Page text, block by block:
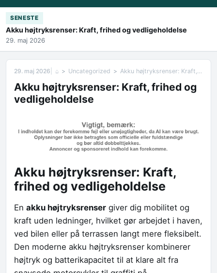
SENESTE
Akku højtryksrenser: Kraft, frihed og vedligeholdelse
29. maj 2026
29. maj 2026 ⌂ Uncategorized Akku højtryksrenser: Kraft, frihed og vedligeholdelse
Akku højtryksrenser: Kraft, frihed og
vedligeholdelse
Akku højtryksrenser: Kraft,
frihed og vedligeholdelse
En akku højtryksrenser giver dig mobilitet og
kraft uden ledninger, hvilket gør arbejdet i haven,
ved bilen eller på terrassen langt mere fleksibelt.
Den moderne akku højtryksrenser kombinerer
højtryk og batterikapacitet til at klare alt fra